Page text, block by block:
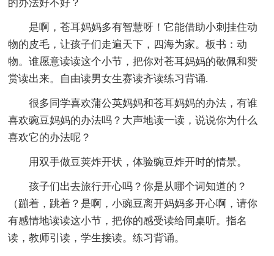
的办法好不好？
是啊，苍耳妈妈多有智慧呀！它能借助小刺挂住动
物的皮毛，让孩子们走遍天下，四海为家。板书：动
物。谁愿意读读这个小节，把你对苍耳妈妈的敬佩和赞
赏读出来。自由读男女生赛读齐读练习背诵.
很多同学喜欢蒲公英妈妈和苍耳妈妈的办法，有谁
喜欢豌豆妈妈的办法吗？大声地读一读，说说你为什么
喜欢它的办法呢？
用双手做豆荚炸开状，体验豌豆炸开时的情景。
孩子们出去旅行开心吗？你是从哪个词知道的？
（蹦着，跳着？是啊，小豌豆离开妈妈多开心啊，请你
有感情地读读这小节，把你的感受读给同桌听。指名
读，教师引读，学生接读。练习背诵。